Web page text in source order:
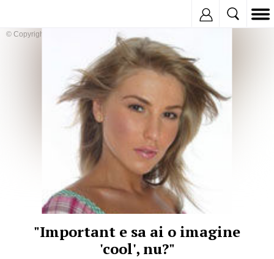
© Copyright:
"Important e sa ai o imagine
'cool', nu?"